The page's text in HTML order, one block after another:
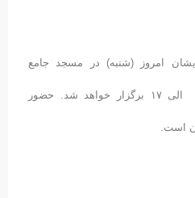
امروز (شنبه) در مسجد جامع
شهرک غرب از ساعت ۱۵:۳۰ الی ۱۷ برگزار خواهد شد. حضور
است.